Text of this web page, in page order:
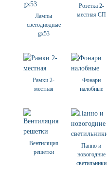
Лампы
светодиодные
gx53
Розетка 2-
местная СП
Рамки 2-
местная
Фонари
налобные
Вентиляция
решетки
Панно и
новогодние
светильники